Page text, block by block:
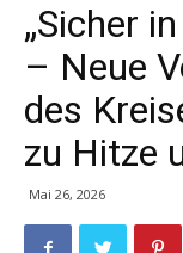
„Sicher
– Neue
des
zu Hitze
Mai 26, 2026